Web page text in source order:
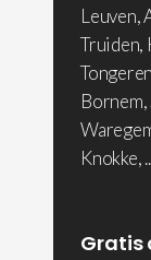
Leuven,
Truiden,
Knokke,
Gratis